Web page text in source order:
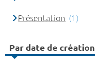
Présentation (1)
Par date de création